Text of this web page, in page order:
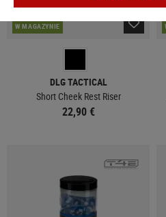
W MAGAZYNIE
DLG TACTICAL
Short Cheek Rest Riser
22,90 €